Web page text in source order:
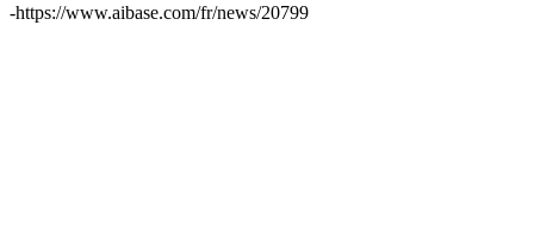
-https://www.aibase.com/fr/news/20799